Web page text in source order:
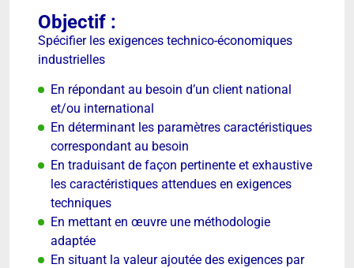
Objectif :
Spécifier les exigences technico-économiques
industrielles
En répondant au besoin d’un client national
et/ou international
En déterminant les paramètres caractéristiques
correspondant au besoin
En traduisant de façon pertinente et exhaustive
les caractéristiques attendues en exigences
techniques
En mettant en œuvre une méthodologie
adaptée
En situant la valeur ajoutée des exigences par